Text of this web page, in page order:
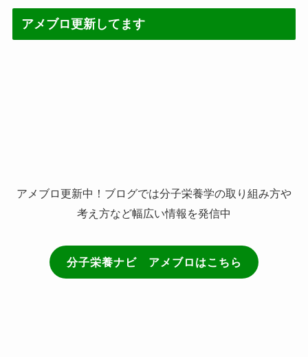
(2)
(7)
アメブロ更新してます
アメブロ更新中！ブログでは分子栄養学の取り組み方や
考え方など幅広い情報を発信中
分子栄養ナビ アメブロはこちら